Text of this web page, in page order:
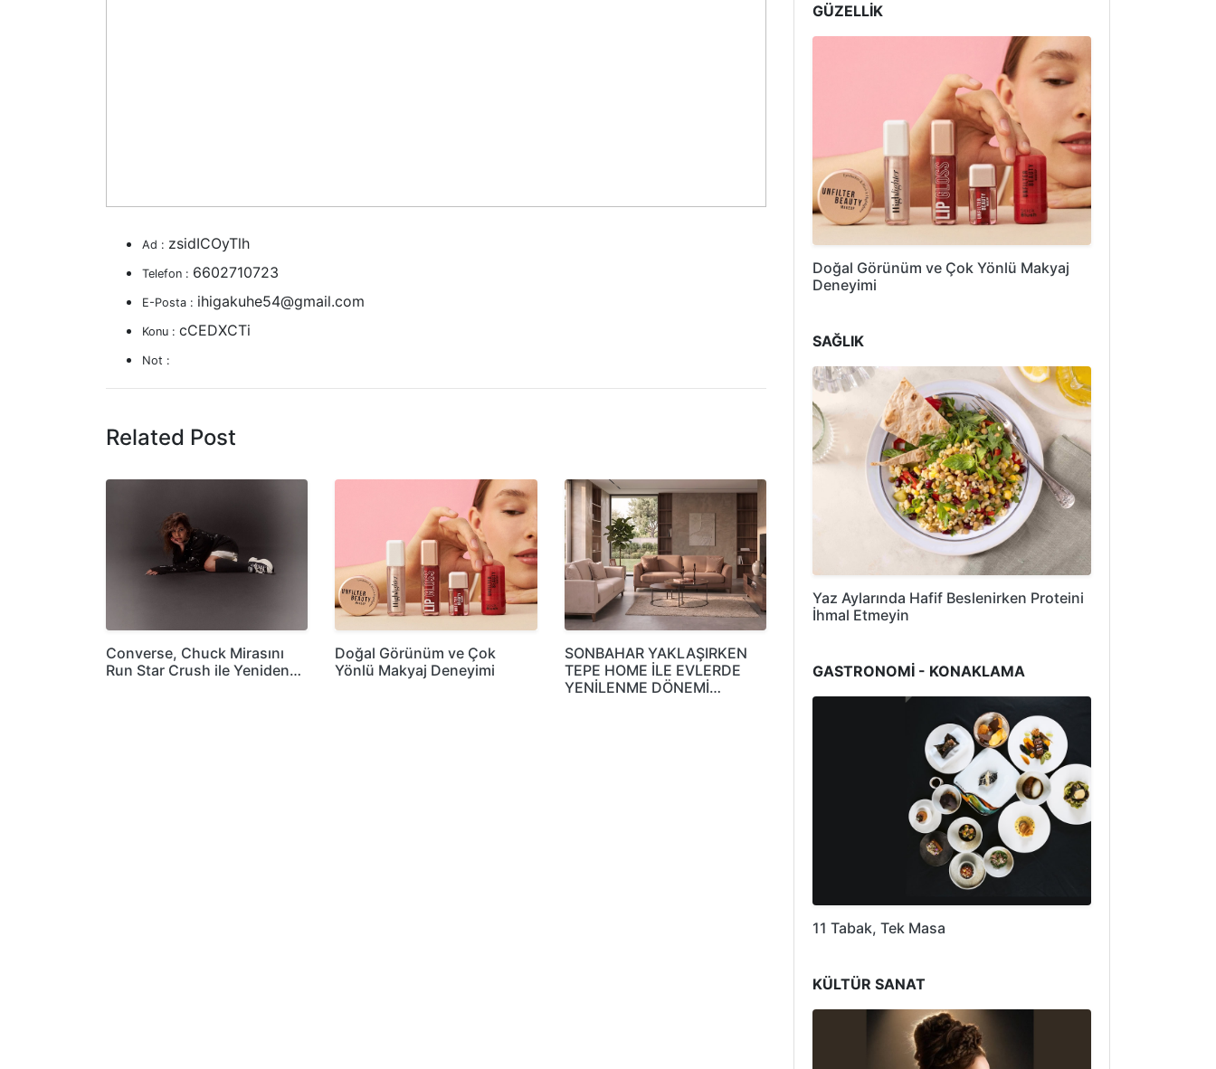
Ad : zsidICOyTlh
Telefon : 6602710723
E-Posta : ihigakuhe54@gmail.com
Konu : cCEDXCTi
Not :
Related Post
Converse, Chuck Mirasını
Run Star Crush ile Yeniden…
Doğal Görünüm ve Çok
Yönlü Makyaj Deneyimi
SONBAHAR YAKLAŞIRKEN
TEPE HOME İLE EVLERDE
YENİLENME DÖNEMİ…
GÜZELLİK
Doğal Görünüm ve Çok Yönlü Makyaj
Deneyimi
SAĞLIK
Yaz Aylarında Hafif Beslenirken Proteini
İhmal Etmeyin
GASTRONOMİ - KONAKLAMA
11 Tabak, Tek Masa
KÜLTÜR SANAT